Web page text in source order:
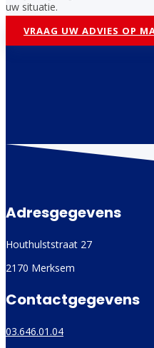
uw situatie.
VRAAG UW ADVIES OP
Adresgegevens
Houthulststraat 27
2170 Merksem
Contactgegevens
03.646.01.04